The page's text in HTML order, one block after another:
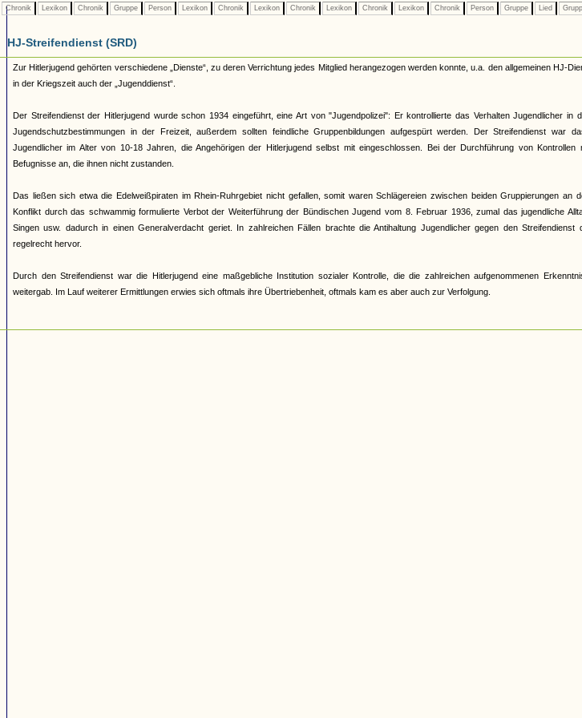
Chronik Lexikon Chronik Gruppe Person Lexikon Chronik Lexikon Chronik Lexikon Chronik Lexikon Chronik Person Gruppe Lied
HJ-Streifendienst (SRD)
Zur Hitlerjugend gehörten verschiedene „Dienste“, zu deren Verrichtung jedes Mitglied herangezogen werden konnte, u.a. den allgemeinen HJ-
in der Kriegszeit auch der „Jugenddienst“.
Der Streifendienst der Hitlerjugend wurde schon 1934 eingeführt, eine Art von "Jugendpolizei": Er kontrollierte das Verhalten Jugendlicher in
Jugendschutzbestimmungen in der Freizeit, außerdem sollten feindliche Gruppenbildungen aufgespürt werden. Der Streifendienst war
Jugendlicher im Alter von 10-18 Jahren, die Angehörigen der Hitlerjugend selbst mit eingeschlossen. Bei der Durchführung von Kontrollen
Befugnisse an, die ihnen nicht zustanden.
Das ließen sich etwa die Edelweißpiraten im Rhein-Ruhrgebiet nicht gefallen, somit waren Schlägereien zwischen beiden Gruppierungen an
Konflikt durch das schwammig formulierte Verbot der Weiterführung der Bündischen Jugend vom 8. Februar 1936, zumal das jugendliche
Singen usw. dadurch in einen Generalverdacht geriet. In zahlreichen Fällen brachte die Antihaltung Jugendlicher gegen den Streifendienst
regelrecht hervor.
Durch den Streifendienst war die Hitlerjugend eine maßgebliche Institution sozialer Kontrolle, die die zahlreichen aufgenommenen
weitergab. Im Lauf weiterer Ermittlungen erwies sich oftmals ihre Übertriebenheit, oftmals kam es aber auch zur Verfolgung.